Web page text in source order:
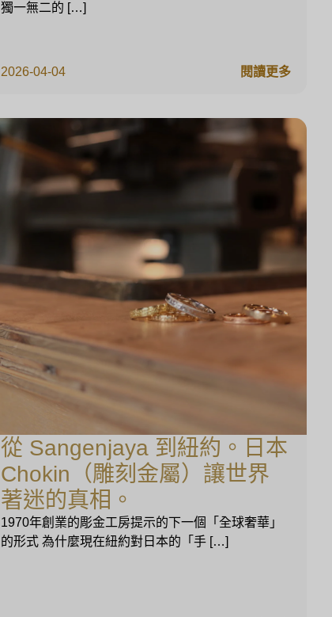
2026-04-04
獨一無二的 […]
閱讀更多
從 Sangenjaya 到紐約。日本
Chokin（雕刻金屬）讓世界
著迷的真相。
1970年創業的彫金工房提示的下一個「全球奢華」
的形式 為什麼現在紐約對日本的「手 […]